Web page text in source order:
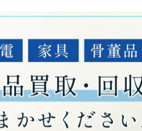
一覧に戻る